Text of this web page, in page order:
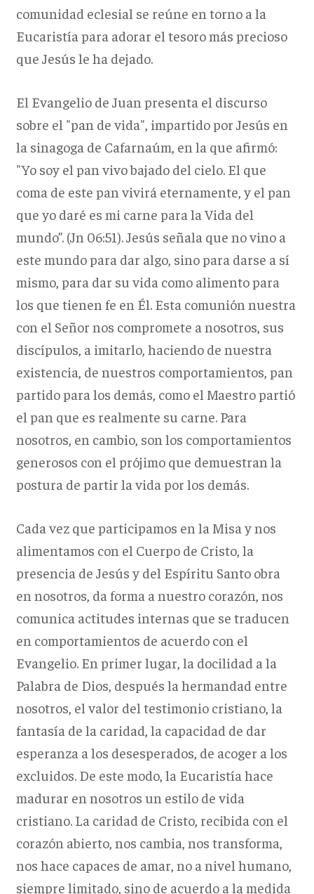
comunidad eclesial se reúne en torno a la
Eucaristía para adorar el tesoro más precioso
que Jesús le ha dejado.
El Evangelio de Juan presenta el discurso
sobre el "pan de vida", impartido por Jesús en
la sinagoga de Cafarnaúm, en la que afirmó:
"Yo soy el pan vivo bajado del cielo. El que
coma de este pan vivirá eternamente, y el pan
que yo daré es mi carne para la Vida del
mundo”. (Jn 06:51). Jesús señala que no vino a
este mundo para dar algo, sino para darse a sí
mismo, para dar su vida como alimento para
los que tienen fe en Él. Esta comunión nuestra
con el Señor nos compromete a nosotros, sus
discípulos, a imitarlo, haciendo de nuestra
existencia, de nuestros comportamientos, pan
partido para los demás, como el Maestro partió
el pan que es realmente su carne. Para
nosotros, en cambio, son los comportamientos
generosos con el prójimo que demuestran la
postura de partir la vida por los demás.
Cada vez que participamos en la Misa y nos
alimentamos con el Cuerpo de Cristo, la
presencia de Jesús y del Espíritu Santo obra
en nosotros, da forma a nuestro corazón, nos
comunica actitudes internas que se traducen
en comportamientos de acuerdo con el
Evangelio. En primer lugar, la docilidad a la
Palabra de Dios, después la hermandad entre
nosotros, el valor del testimonio cristiano, la
fantasía de la caridad, la capacidad de dar
esperanza a los desesperados, de acoger a los
excluidos. De este modo, la Eucaristía hace
madurar en nosotros un estilo de vida
cristiano. La caridad de Cristo, recibida con el
corazón abierto, nos cambia, nos transforma,
nos hace capaces de amar, no a nivel humano,
siempre limitado, sino de acuerdo a la medida